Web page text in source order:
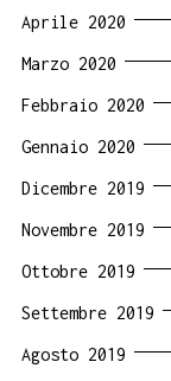
Aprile 2020
Marzo 2020
Febbraio 2020
Gennaio 2020
Dicembre 2019
Novembre 2019
Ottobre 2019
Settembre 2019
Agosto 2019